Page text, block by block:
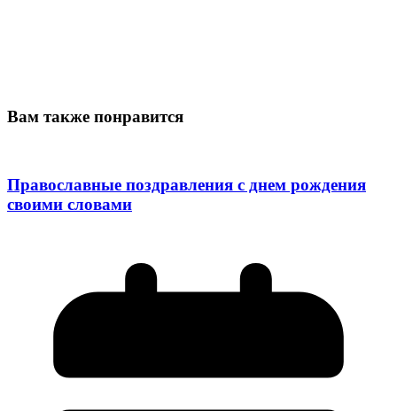
Вам также понравится
Православные поздравления с днем рождения
своими словами